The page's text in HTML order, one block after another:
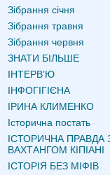
Зібрання січня
Зібрання травня
Зібрання червня
ЗНАТИ БІЛЬШЕ
ІНТЕРВʼЮ
ІНФОГІГІЄНА
ІРИНА КЛИМЕНКО
Історична постать
ІСТОРИЧНА ПРАВДА
ВАХТАНГОМ КІПІАНІ
ІСТОРІЯ БЕЗ МІФІВ